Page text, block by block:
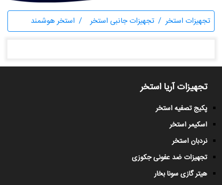
تجهیزات استخر تجهیزات جانبی استخر استخر هوشمند
تجهیزات آریا استخر
پکیج تصفیه استخر
اسکیمر استخر
نردبان استخر
تجهیزات ضد عفونی جکوزی
هیتر گازی سونا بخار